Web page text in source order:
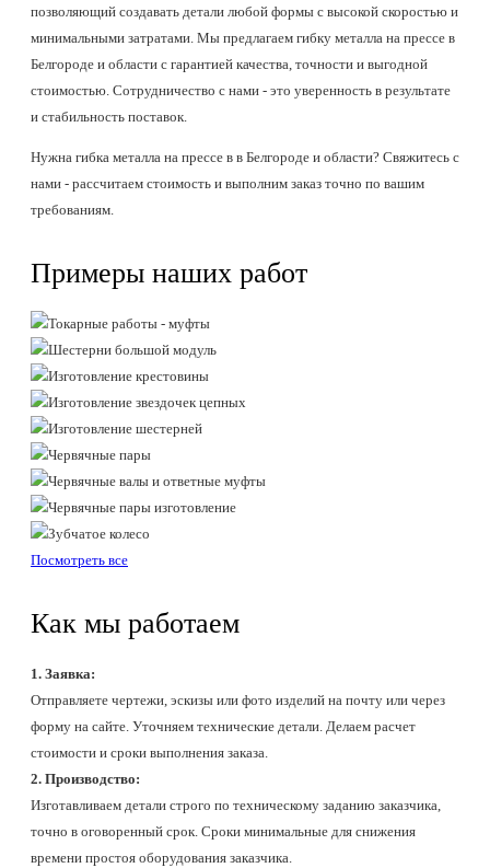
позволяющий создавать детали любой формы с высокой скоростью и
минимальными затратами. Мы предлагаем гибку металла на прессе в
Белгороде и области с гарантией качества, точности и выгодной
стоимостью. Сотрудничество с нами - это уверенность в результате
и стабильность поставок.
Нужна гибка металла на прессе в в Белгороде и области? Свяжитесь с
нами - рассчитаем стоимость и выполним заказ точно по вашим
требованиям.
Примеры наших работ
Посмотреть все
Как мы работаем
1. Заявка:
Отправляете чертежи, эскизы или фото изделий на почту или через
форму на сайте. Уточняем технические детали. Делаем расчет
стоимости и сроки выполнения заказа.
2. Производство:
Изготавливаем детали строго по техническому заданию заказчика,
точно в оговоренный срок. Сроки минимальные для снижения
времени простоя оборудования заказчика.